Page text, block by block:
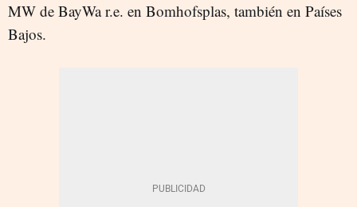
MW de BayWa r.e. en Bomhofsplas, también en Países
Bajos.